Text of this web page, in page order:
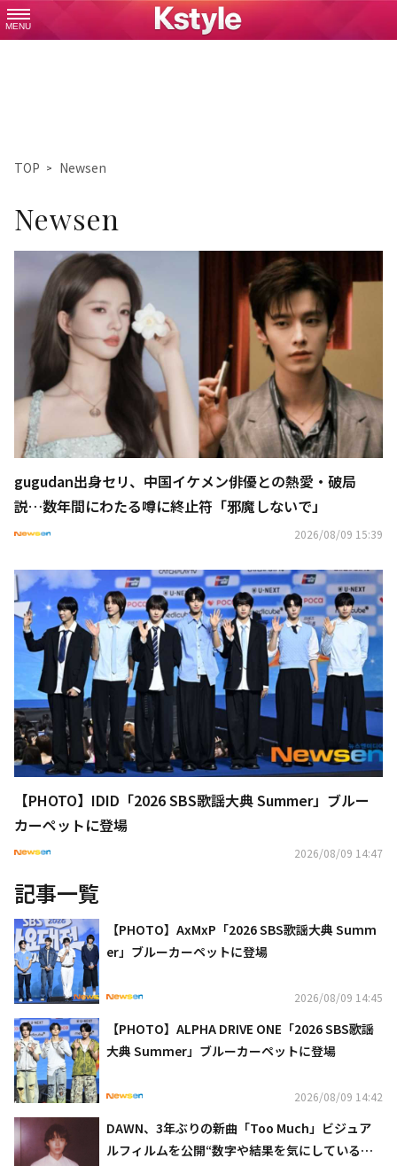
MENU
TOP Newsen
Newsen
gugudan出身セリ、中国イケメン俳優との熱愛・破局
説…数年間にわたる噂に終止符「邪魔しないで」
2026/08/09 15:39
【PHOTO】IDID「2026 SBS歌謡大典 Summer」ブルー
カーペットに登場
2026/08/09 14:47
記事一覧
【PHOTO】AxMxP「2026 SBS歌謡大典 Summ
er」ブルーカーペットに登場
2026/08/09 14:45
【PHOTO】ALPHA DRIVE ONE「2026 SBS歌謡
大典 Summer」ブルーカーペットに登場
2026/08/09 14:42
DAWN、3年ぶりの新曲「Too Much」ビジュア
ルフィルムを公開“数字や結果を気にしている自